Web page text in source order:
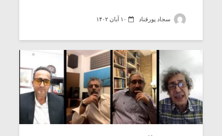
سجاد پورقناد ۱۰ آبان ۱۴۰۲